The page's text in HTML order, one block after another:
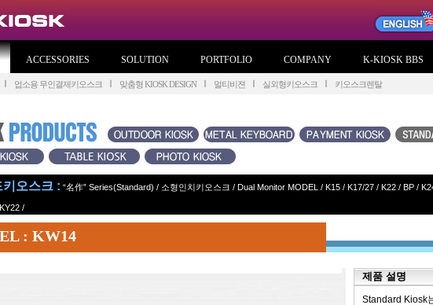
ACCESSORIES SOLUTION PORTFOLIO COMPANY K-KIOSK BBS
업소용 무인결제키오스크 맞춤형 KIOSK DESIGN 멀티비젼 실외형키오스크 키오스크렌탈
키오스크 : “名作” Series(Standard) / 소형인치키오스크 / Dual Monitor MODEL / K15 / K17/27 / K22 / BP /
KY22 /
: KW14
제품 설명
Standard Kiosk